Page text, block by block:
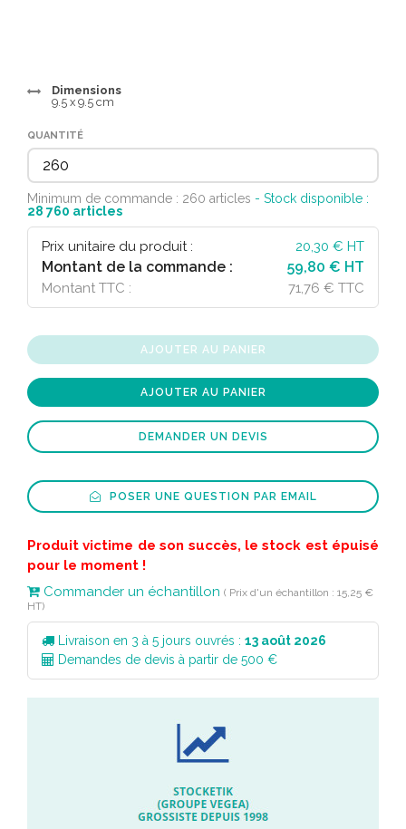
Dimensions
9.5 x 9.5 cm
QUANTITÉ
Minimum de commande : 260 articles - Stock disponible :
28 760 articles
Prix unitaire du produit : 20,30 € HT
Montant de la commande : 59,80 € HT
Montant TTC : 71,76 € TTC
AJOUTER AU PANIER
AJOUTER AU PANIER
DEMANDER UN DEVIS
POSER UNE QUESTION PAR EMAIL
Produit victime de son succès, le stock est épuisé
pour le moment !
Commander un échantillon ( Prix d'un échantillon : 15,25 €
HT)
Livraison en 3 à 5 jours ouvrés : 13 août 2026
Demandes de devis à partir de 500 €